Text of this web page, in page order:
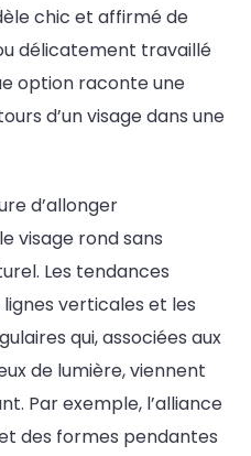
chic et affirmé de
délicatement travaillé
option raconte une
d’un visage dans une
d’allonger
visage rond sans
Les tendances
verticales et les
qui, associées aux
de lumière, viennent
Par exemple, l’alliance
des formes pendantes